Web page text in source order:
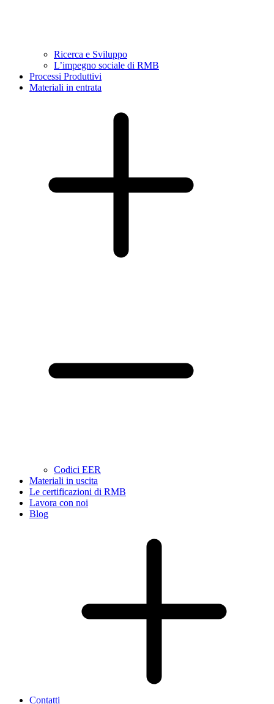
Ricerca e Sviluppo
L’impegno sociale di RMB
Processi Produttivi
Materiali in entrata
Codici EER
Materiali in uscita
Le certificazioni di RMB
Lavora con noi
Blog
Contatti